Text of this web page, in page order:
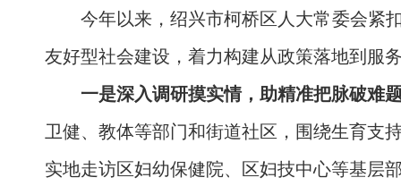
今年以来，绍兴市柯桥区人大常委会紧
友好型社会建设，着力构建从政策落地到服
一是深入调研摸实情，助精准把脉破难
卫健、教体等部门和街道社区，围绕生育支
实地走访区妇幼保健院、区妇技中心等基层